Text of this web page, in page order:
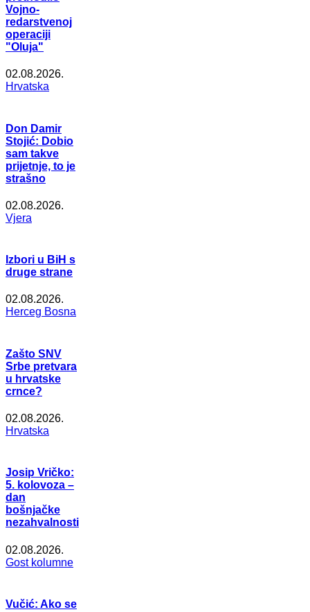
Vojno-
redarstvenoj
operaciji
"Oluja"
02.08.2026.
Hrvatska
Don Damir
Stojić: Dobio
sam takve
prijetnje, to je
strašno
02.08.2026.
Vjera
Izbori u BiH s
druge strane
02.08.2026.
Herceg Bosna
Zašto SNV
Srbe pretvara
u hrvatske
crnce?
02.08.2026.
Hrvatska
Josip Vričko:
5. kolovoza –
dan
bošnjačke
nezahvalnosti
02.08.2026.
Gost kolumne
Vučić: Ako se